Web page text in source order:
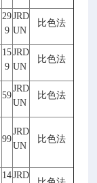
29
9
JRD
UN
比色法
15
9
JRD
UN
比色法
59
JRD
UN
比色法
99
JRD
UN
比色法
14JRD